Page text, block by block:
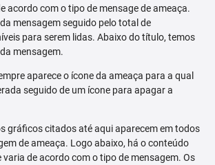
acordo com o tipo de mensage de ameaça.
mensagem seguido pelo total de
para serem lidas. Abaixo do título, temos
mensagem.
aparece o ícone da ameaça para a qual
seguido de um ícone para apagar a
gráficos citados até aqui aparecem em todos
de ameaça. Logo abaixo, há o conteúdo
varia de acordo com o tipo de mensagem. Os